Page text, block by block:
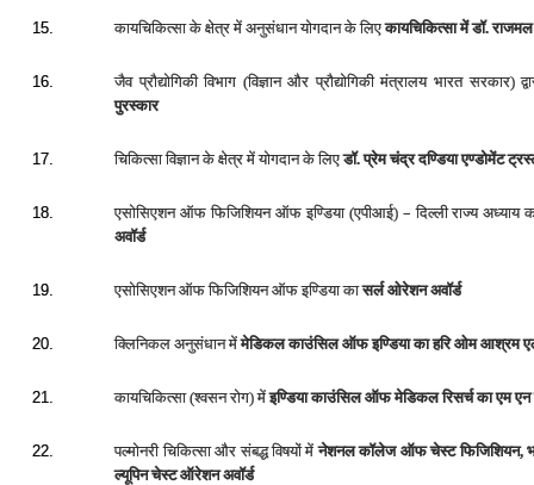
15. कायचिकित्‍सा के क्षेत्र में अनुसंधान योगदान के लिएकायचिकित्‍सा में डॉ.
16.
जैव प्रौद्योगिकी विभाग (विज्ञान और प्रौद्योगिकी मंत्रालय भारत सरकार)
पुरस्‍कार
17. चिकित्‍सा विज्ञान के क्षेत्र में योगदान के लिएडॉ. प्रेम चंद्र दण्डिया एण्‍डोमेंट
18. एसोसिएशन ऑफ फिजिशियन ऑफ इण्डिया (एपीआई) – दिल्‍ली राज्‍य अध्‍याय
अवॉर्ड
19. एसोसिएशन ऑफ फिजिशियन ऑफ इण्डिया कासर्ल ओरेशन अवॉर्ड
20. क्लिनिकल अनुसंधान मेंमेडिकल काउंसिल ऑफ इण्डिया का हरि ओम आश्रम
21. कायचिकित्‍सा (श्‍वसन रोग) मेंइण्डिया काउंसिल ऑफ मेडिकल रिसर्च का एम
22. पल्‍मोनरी चिकित्‍सा और संबद्ध विषयों मेंनेशनल कॉलेज ऑफ चेस्‍ट फिजिशियन,
ल्‍यूपिन चेस्‍ट ऑरेशन अवॉर्ड